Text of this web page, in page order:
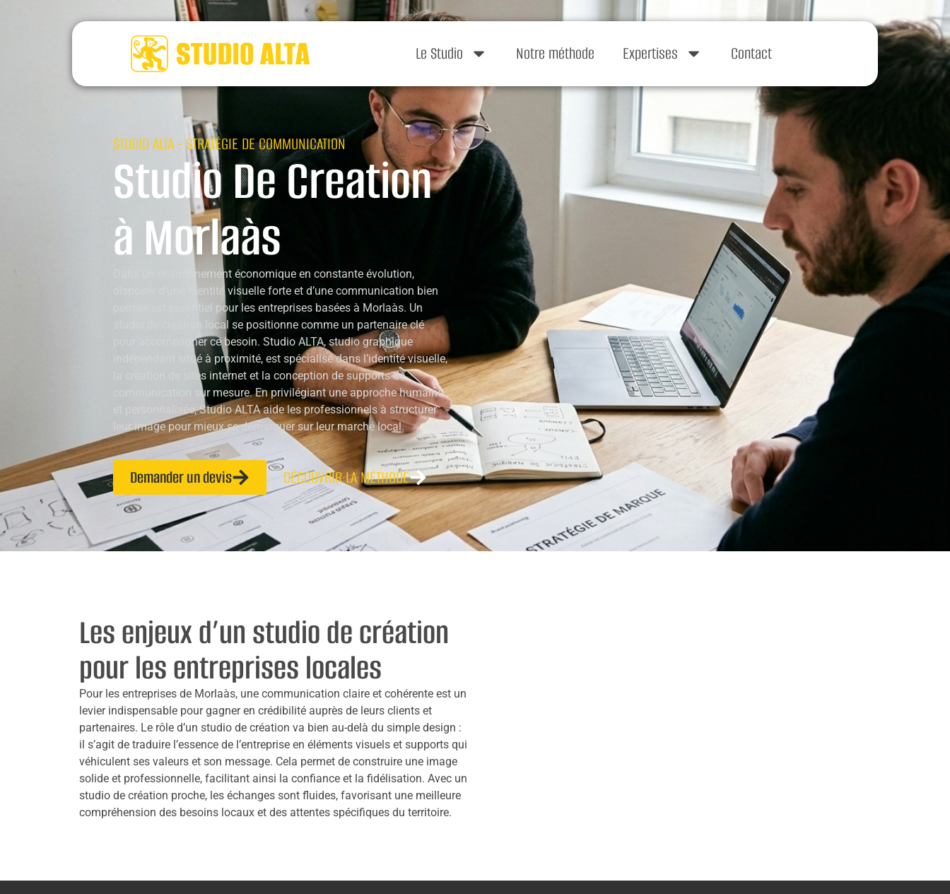
Le Studio Notre méthode Expertises Contact
STUDIO ALTA - STRATÉGIE DE COMMUNICATION
Studio De Creation
à Morlaàs
Dans un environnement économique en constante évolution,
disposer d’une identité visuelle forte et d’une communication bien
pensée est essentiel pour les entreprises basées à Morlaàs. Un
studio de création local se positionne comme un partenaire clé
pour accompagner ce besoin. Studio ALTA, studio graphique
indépendant situé à proximité, est spécialisé dans l’identité visuelle,
la création de sites internet et la conception de supports de
communication sur mesure. En privilégiant une approche humaine
et personnalisée, Studio ALTA aide les professionnels à structurer
leur image pour mieux se démarquer sur leur marché local.
Demander un devis DÉCOUVRIR LA MÉTHODE
Les enjeux d’un studio de création
pour les entreprises locales
Pour les entreprises de Morlaàs, une communication claire et cohérente est un
levier indispensable pour gagner en crédibilité auprès de leurs clients et
partenaires. Le rôle d’un studio de création va bien au-delà du simple design :
il s’agit de traduire l’essence de l’entreprise en éléments visuels et supports qui
véhiculent ses valeurs et son message. Cela permet de construire une image
solide et professionnelle, facilitant ainsi la confiance et la fidélisation. Avec un
studio de création proche, les échanges sont fluides, favorisant une meilleure
compréhension des besoins locaux et des attentes spécifiques du territoire.